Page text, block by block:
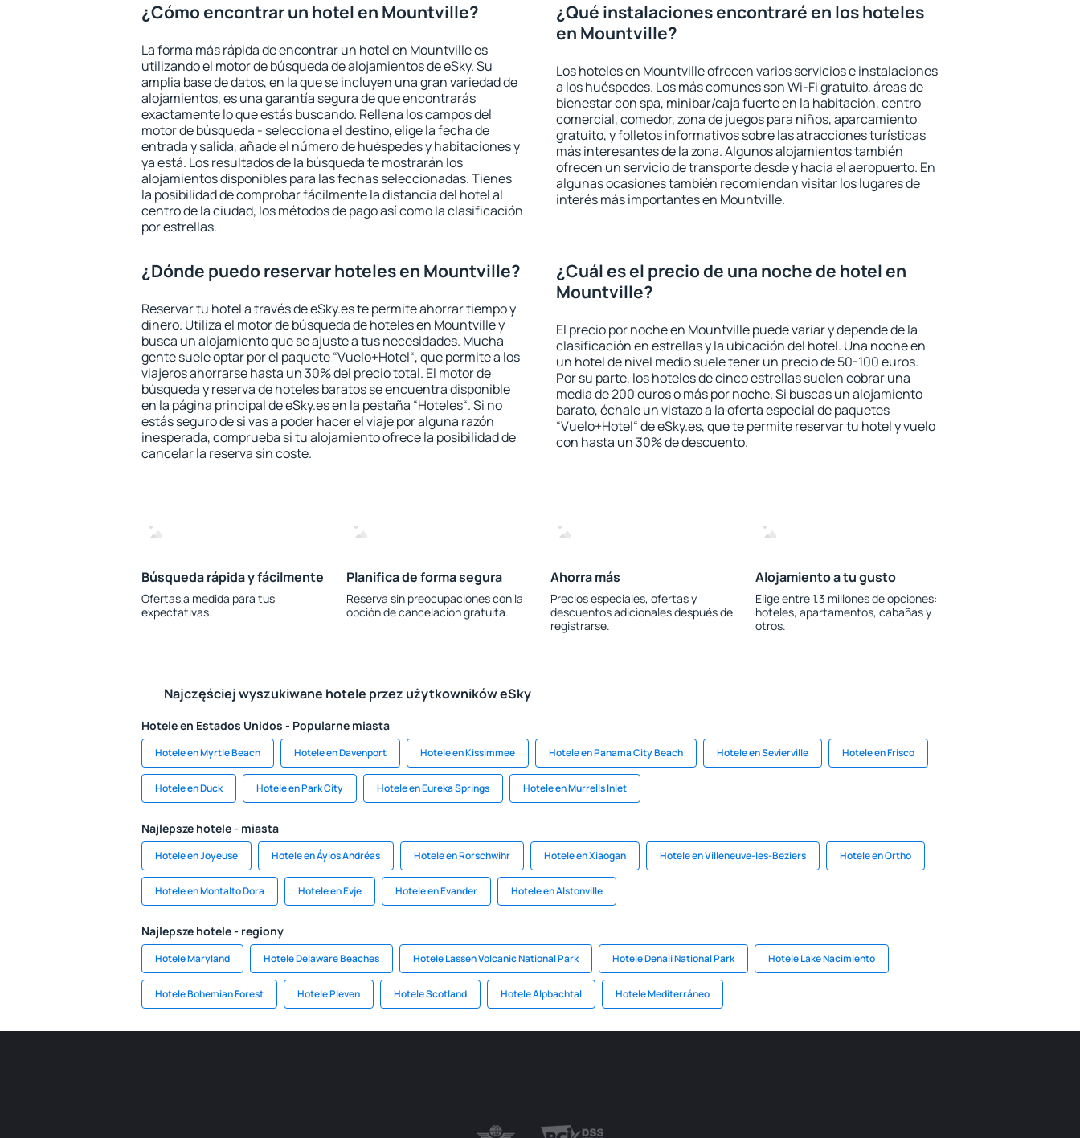
¿Cómo encontrar un hotel en Mountville?
La forma más rápida de encontrar un hotel en Mountville es
utilizando el motor de búsqueda de alojamientos de eSky. Su
amplia base de datos, en la que se incluyen una gran variedad de
alojamientos, es una garantía segura de que encontrarás
exactamente lo que estás buscando. Rellena los campos del
motor de búsqueda - selecciona el destino, elige la fecha de
entrada y salida, añade el número de huéspedes y habitaciones y
ya está. Los resultados de la búsqueda te mostrarán los
alojamientos disponibles para las fechas seleccionadas. Tienes
la posibilidad de comprobar fácilmente la distancia del hotel al
centro de la ciudad, los métodos de pago así como la clasificación
por estrellas.
¿Qué instalaciones encontraré en los hoteles
en Mountville?
Los hoteles en Mountville ofrecen varios servicios e instalaciones
a los huéspedes. Los más comunes son Wi-Fi gratuito, áreas de
bienestar con spa, minibar/caja fuerte en la habitación, centro
comercial, comedor, zona de juegos para niños, aparcamiento
gratuito, y folletos informativos sobre las atracciones turísticas
más interesantes de la zona. Algunos alojamientos también
ofrecen un servicio de transporte desde y hacia el aeropuerto. En
algunas ocasiones también recomiendan visitar los lugares de
interés más importantes en Mountville.
¿Dónde puedo reservar hoteles en Mountville?
Reservar tu hotel a través de eSky.es te permite ahorrar tiempo y
dinero. Utiliza el motor de búsqueda de hoteles en Mountville y
busca un alojamiento que se ajuste a tus necesidades. Mucha
gente suele optar por el paquete “Vuelo+Hotel“, que permite a los
viajeros ahorrarse hasta un 30% del precio total. El motor de
búsqueda y reserva de hoteles baratos se encuentra disponible
en la página principal de eSky.es en la pestaña “Hoteles“. Si no
estás seguro de si vas a poder hacer el viaje por alguna razón
inesperada, comprueba si tu alojamiento ofrece la posibilidad de
cancelar la reserva sin coste.
¿Cuál es el precio de una noche de hotel en
Mountville?
El precio por noche en Mountville puede variar y depende de la
clasificación en estrellas y la ubicación del hotel. Una noche en
un hotel de nivel medio suele tener un precio de 50-100 euros.
Por su parte, los hoteles de cinco estrellas suelen cobrar una
media de 200 euros o más por noche. Si buscas un alojamiento
barato, échale un vistazo a la oferta especial de paquetes
“Vuelo+Hotel“ de eSky.es, que te permite reservar tu hotel y vuelo
con hasta un 30% de descuento.
Búsqueda rápida y fácilmente
Ofertas a medida para tus
expectativas.
Planifica de forma segura
Reserva sin preocupaciones con la
opción de cancelación gratuita.
Ahorra más
Precios especiales, ofertas y
descuentos adicionales después de
registrarse.
Alojamiento a tu gusto
Elige entre 1.3 millones de opciones:
hoteles, apartamentos, cabañas y
otros.
Najczęściej wyszukiwane hotele przez użytkowników eSky
Hotele en Estados Unidos - Popularne miasta
Hotele en Myrtle Beach Hotele en Davenport Hotele en Kissimmee Hotele en Panama City Beach Hotele en Sevierville Hotele en Frisco
Hotele en Duck Hotele en Park City Hotele en Eureka Springs Hotele en Murrells Inlet
Najlepsze hotele - miasta
Hotele en Joyeuse Hotele en Áyios Andréas Hotele en Rorschwihr Hotele en Xiaogan Hotele en Villeneuve-les-Beziers Hotele en Ortho
Hotele en Montalto Dora Hotele en Evje Hotele en Evander Hotele en Alstonville
Najlepsze hotele - regiony
Hotele Maryland Hotele Delaware Beaches Hotele Lassen Volcanic National Park Hotele Denali National Park Hotele Lake Nacimiento
Hotele Bohemian Forest Hotele Pleven Hotele Scotland Hotele Alpbachtal Hotele Mediterráneo